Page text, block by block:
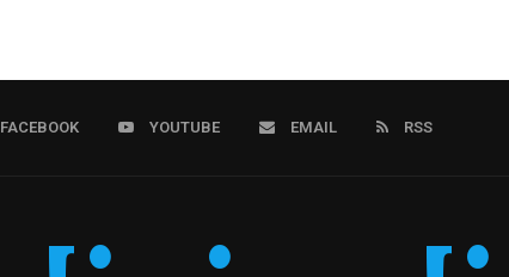
FACEBOOK YOUTUBE EMAIL RSS